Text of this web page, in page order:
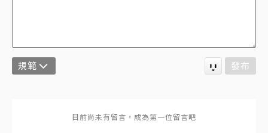
規範 發布